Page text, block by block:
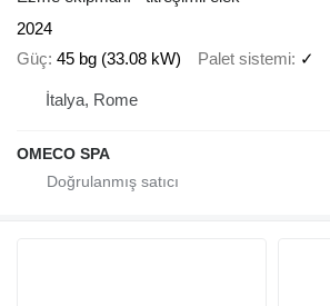
2024
Güç 45 bg (33.08 kW) Palet sistemi ✓
İtalya, Rome
OMECO SPA